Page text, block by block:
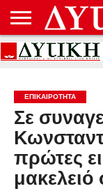
ΑΡΧΙΚΉ
ΕΠΙΚΟΙΝΩΝΊΑ
ΌΡΟΙ
ΠΡΟΣΤΑΣΊΑ
ΕΠΙΚΑΙΡΟΤΗΤΑ
Σε
πρώτες
μακελειό